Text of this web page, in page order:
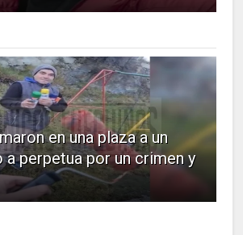
en una plaza a un
a perpetua por un crimen y